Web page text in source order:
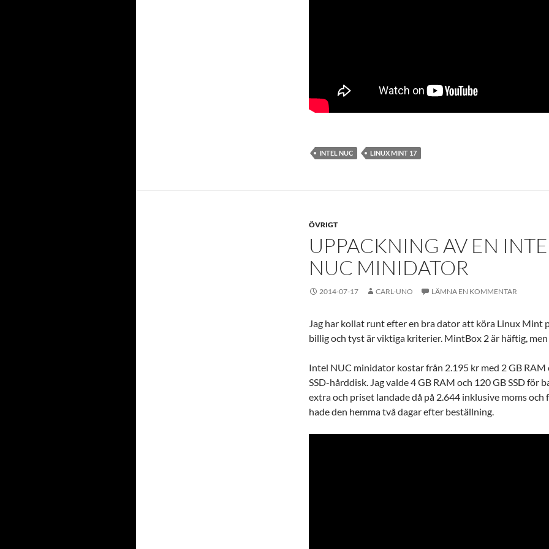
INTEL NUC LINUX MINT 17
ÖVRIGT
UPPACKNING AV EN
NUC MINIDATOR
2014-07-17 CARL-UNO LÄMNA EN KOMMENTAR
Jag har kollat runt efter en bra dator att köra Linux Mint
billig och tyst är viktiga kriterier. MintBox 2 är häftig,
Intel NUC minidator kostar från 2.195 kr med 2 GB RAM
SSD-hårddisk. Jag valde 4 GB RAM och 120 GB SSD för
extra och priset landade då på 2.644 inklusive moms och
hade den hemma två dagar efter beställning.